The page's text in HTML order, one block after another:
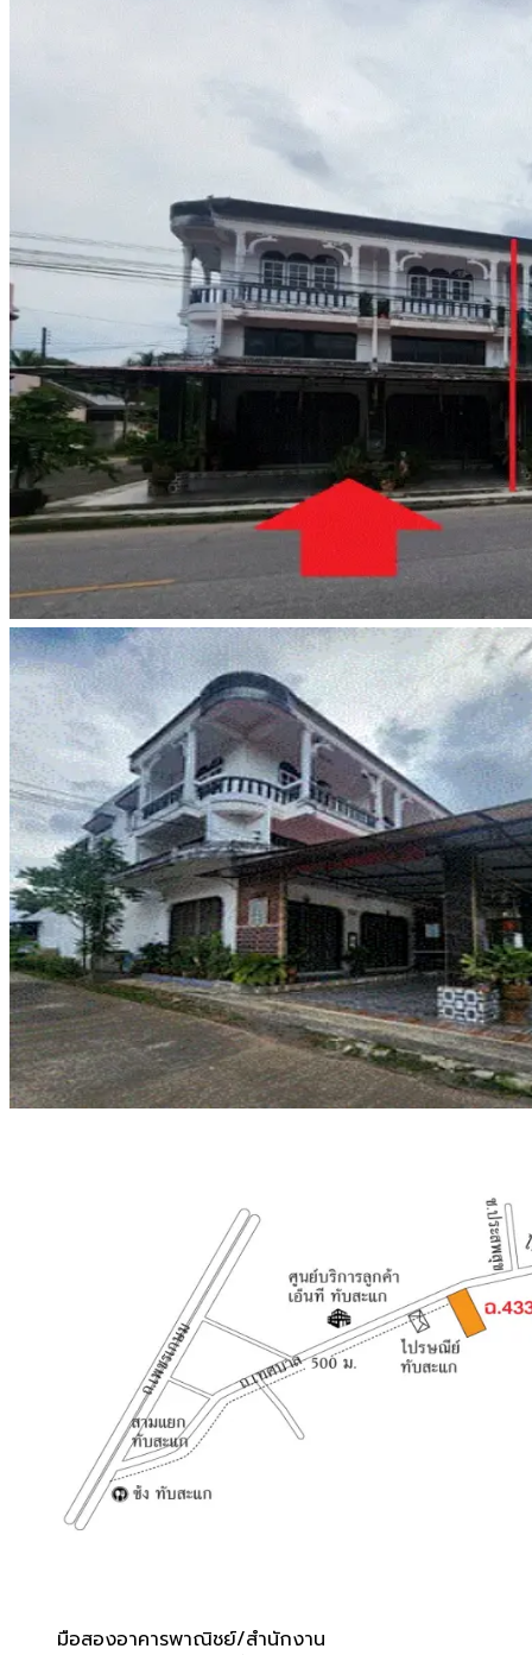
มือสองอาคารพาณิชย์/สำนักงาน